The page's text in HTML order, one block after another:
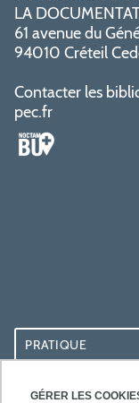
GÉRER LES
LA
61 avenue du
94010 Créteil
Contacter les
pec.fr
PRATIQUE
ACCÈS RAPIDES